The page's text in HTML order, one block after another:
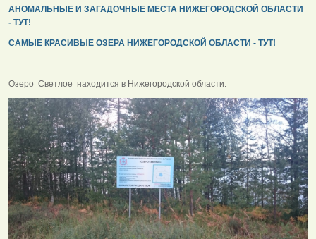
АНОМАЛЬНЫЕ И ЗАГАДОЧНЫЕ МЕСТА НИЖЕГОРОДСКОЙ ОБЛАСТИ
- ТУТ!
САМЫЕ КРАСИВЫЕ ОЗЕРА НИЖЕГОРОДСКОЙ ОБЛАСТИ - ТУТ!
Озеро Светлое находится в Нижегородской области.